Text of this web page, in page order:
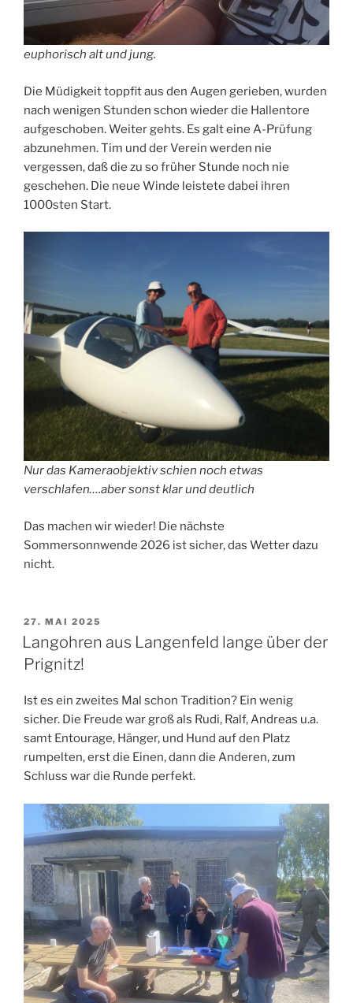
euphorisch alt und jung.
Die Müdigkeit toppfit aus den Augen gerieben, wurden
nach wenigen Stunden schon wieder die Hallentore
aufgeschoben. Weiter gehts. Es galt eine A-Prüfung
abzunehmen. Tim und der Verein werden nie
vergessen, daß die zu so früher Stunde noch nie
geschehen. Die neue Winde leistete dabei ihren
1000sten Start.
Nur das Kameraobjektiv schien noch etwas
verschlafen….aber sonst klar und deutlich
Das machen wir wieder! Die nächste
Sommersonnwende 2026 ist sicher, das Wetter dazu
nicht.
VERÖFFENTLICHT
AM
27. MAI 2025
Langohren aus Langenfeld lange über der
Prignitz!
Ist es ein zweites Mal schon Tradition? Ein wenig
sicher. Die Freude war groß als Rudi, Ralf, Andreas u.a.
samt Entourage, Hänger, und Hund auf den Platz
rumpelten, erst die Einen, dann die Anderen, zum
Schluss war die Runde perfekt.